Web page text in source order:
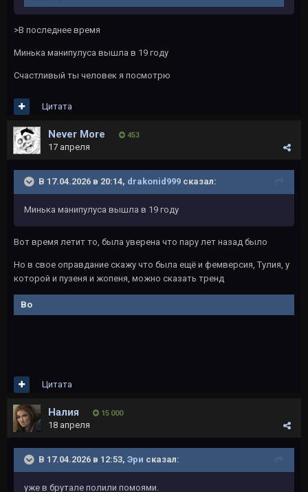
>В последнее время
Минька манипулуса вышла в 19 году
Счастливый ты человек я посмотрю
Цитата
Never More 453
17 апреля
В 17.04.2026 в 20:14, drakonid999 сказал:
Минька манипулуса вышла в 19 году
Вот время летит то, была уверена что пару лет назад было
Но в свое оправдание скажу что была ещё и фемверсия, Тулия, у
которой и пузеня и жопеня, можно сказать тренд
Во
Цитата
Налия 15 000
18 апреля
В 17.04.2026 в 12:53, Эри сказал:
уже в брутале полили помоями.